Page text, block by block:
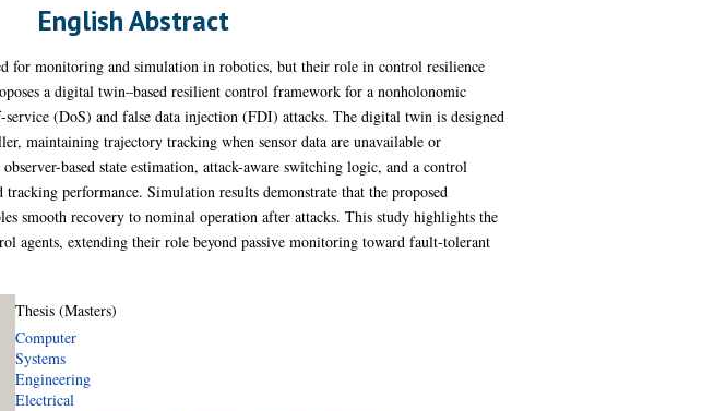
English Abstract
for monitoring and simulation in robotics, but their role in control resilience
a digital twin–based resilient control framework for a nonholonomic
(DoS) and false data injection (FDI) attacks. The digital twin is designed
maintaining trajectory tracking when sensor data are unavailable or
based state estimation, attack-aware switching logic, and a control
tracking performance. Simulation results demonstrate that the proposed
smooth recovery to nominal operation after attacks. This study highlights the
agents, extending their role beyond passive monitoring toward fault-tolerant
Thesis (Masters)
Computer
Systems
Engineering
Electrical